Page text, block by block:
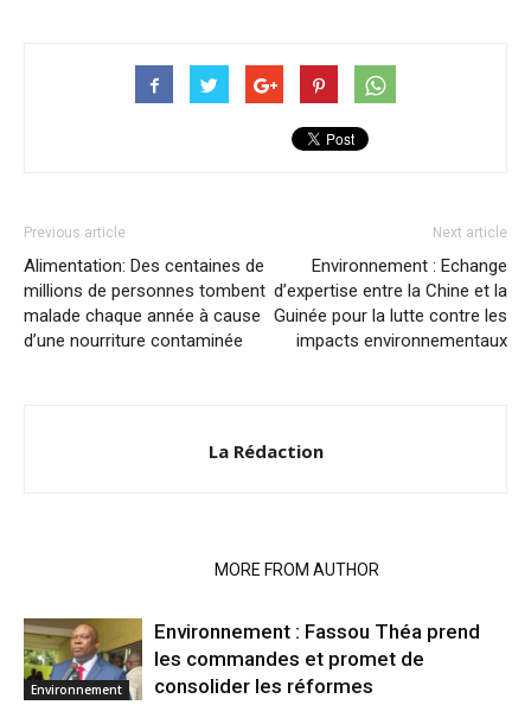
Previous article
Alimentation: Des centaines de
millions de personnes tombent
malade chaque année à cause
d’une nourriture contaminée
Next article
Environnement : Echange
d’expertise entre la Chine et la
Guinée pour la lutte contre les
impacts environnementaux
La Rédaction
MORE FROM AUTHOR
Environnement
Environnement : Fassou Théa prend
les commandes et promet de
consolider les réformes